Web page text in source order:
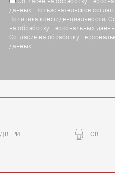
данных: Пользовательское
Политика конфиденциальности,
на обработку персональных
Согласие на обработку
данных
ДВЕРИ СВЕТ